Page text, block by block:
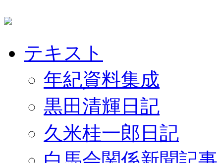
テキスト
年紀資料集成
黒田清輝日記
久米桂一郎日記